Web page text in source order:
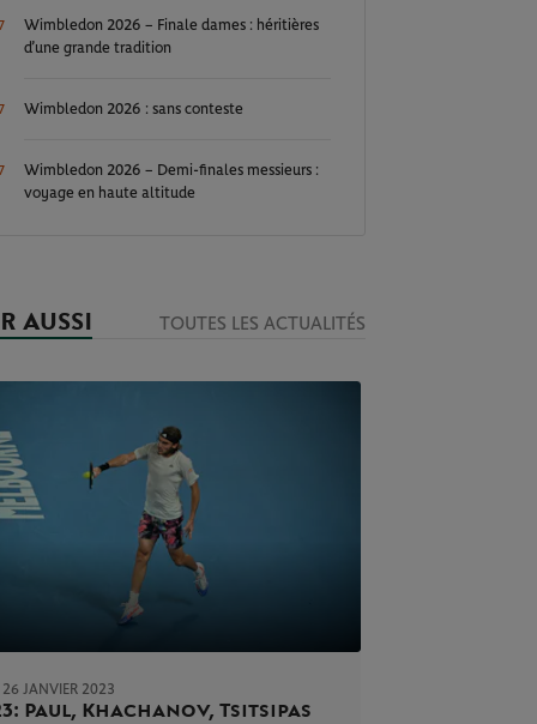
Wimbledon 2026 – Finale dames : héritières
d’une grande tradition
Wimbledon 2026 : sans conteste
Wimbledon 2026 – Demi-finales messieurs :
voyage en haute altitude
AUSSI TOUTES LES ACTUALITÉS
26 JANVIER 2023
: Paul, Khachanov, Tsitsipas